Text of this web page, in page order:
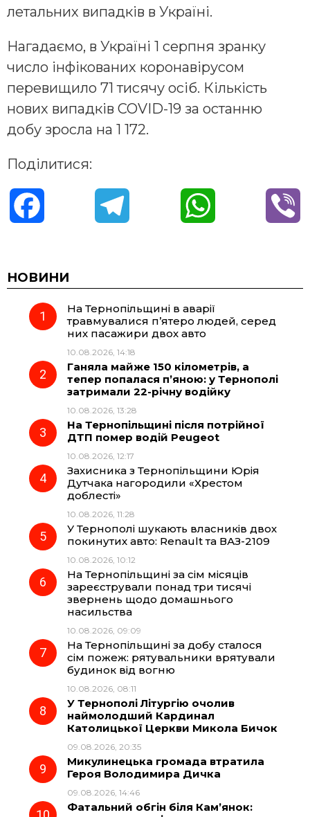
летальних випадків в Україні.
Нагадаємо, в Україні 1 серпня зранку
число інфікованих коронавірусом
перевищило 71 тисячу осіб. Кількість
нових випадків COVID-19 за останню
добу зросла на 1 172.
Поділитися:
c
e
o
k
e
g
r
a
A
НОВИНИ
На Тернопільщині в аварії
травмувалися п’ятеро людей, серед
них пасажири двох авто
10.08.2026, 14:18
Ганяла майже 150 кілометрів, а
тепер попалася п’яною: у Тернополі
затримали 22-річну водійку
10.08.2026, 13:28
На Тернопільщині після потрійної
ДТП помер водій Peugeot
10.08.2026, 12:17
Захисника з Тернопільщини Юрія
Дутчака нагородили «Хрестом
доблесті»
10.08.2026, 11:28
У Тернополі шукають власників двох
покинутих авто: Renault та ВАЗ-2109
10.08.2026, 10:12
На Тернопільщині за сім місяців
зареєстрували понад три тисячі
звернень щодо домашнього
насильства
10.08.2026, 09:09
На Тернопільщині за добу сталося
сім пожеж: рятувальники врятували
будинок від вогню
10.08.2026, 08:11
У Тернополі Літургію очолив
наймолодший Кардинал
Католицької Церкви Микола Бичок
09.08.2026, 20:35
Микулинецька громада втратила
Героя Володимира Дичка
09.08.2026, 14:46
Фатальний обгін біля Кам’янок: